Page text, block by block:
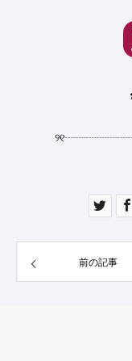
୨୧
前の記事